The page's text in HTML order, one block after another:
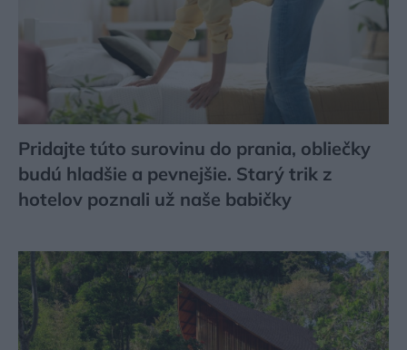
Pridajte túto surovinu do prania, obliečky
budú hladšie a pevnejšie. Starý trik z
hotelov poznali už naše babičky